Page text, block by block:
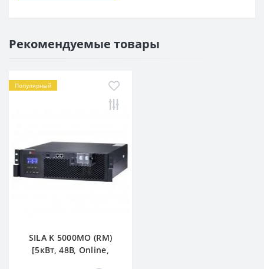
Рекомендуемые товары
Популярный
SILA K 5000MO (RM)
[5кВт, 48В, Online,